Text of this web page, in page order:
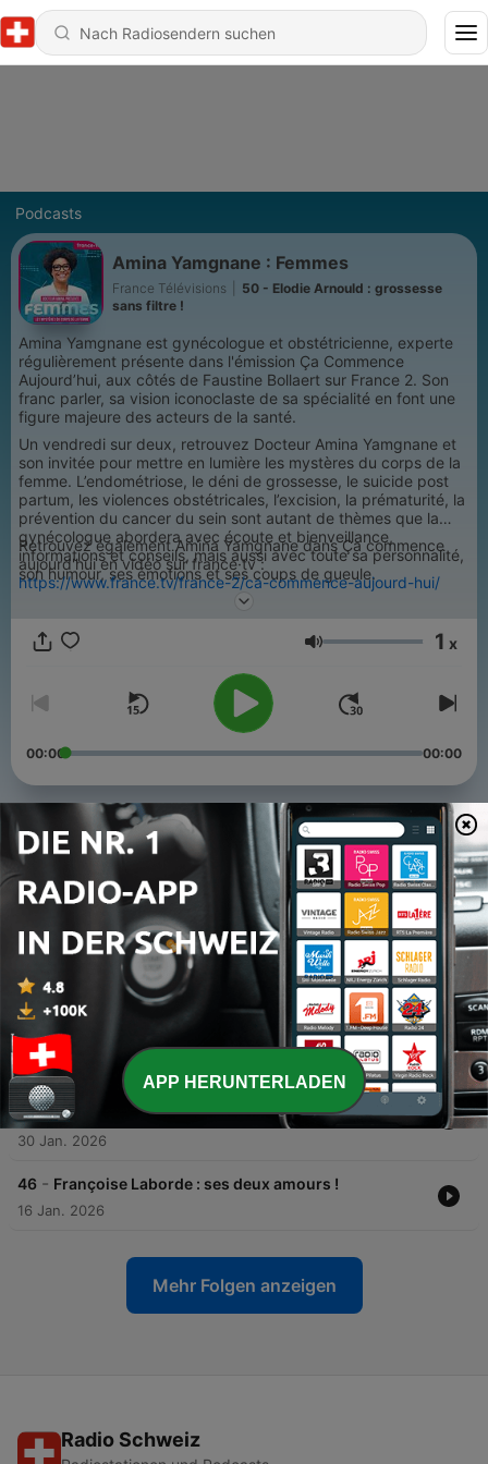
Podcasts
Amina Yamgnane : Femmes
France Télévisions
50 - Elodie Arnould : grossesse
sans filtre !
Amina Yamgnane est gynécologue et obstétricienne, experte
régulièrement présente dans l'émission Ça Commence
Aujourd’hui, aux côtés de Faustine Bollaert sur France 2. Son
franc parler, sa vision iconoclaste de sa spécialité en font une
figure majeure des acteurs de la santé.
Un vendredi sur deux, retrouvez Docteur Amina Yamgnane et
son invitée pour mettre en lumière les mystères du corps de la
femme. L’endométriose, le déni de grossesse, le suicide post
partum, les violences obstétricales, l’excision, la prématurité, la
prévention du cancer du sein sont autant de thèmes que la
gynécologue abordera avec écoute et bienveillance,
informations et conseils, mais aussi avec toute sa personnalité,
son humour, ses émotions et ses coups de gueule.
Retrouvez également Amina Yamgnane dans Ça commence
aujourd'hui en vidéo sur france·tv :
https://www.france.tv/france-2/ca-commence-aujourd-hui/
Lautstärke 1 x
00:00 00:00
Folgen
50 - Elodie Arnould : grossesse sans filtre !
49 - Virgilia Hess : sa grossesse lui a sauvé la vie
27 Feb. 2026
Mel Charlot : enfin OK avec son SOPK
13 Feb. 2026
47 - Nadège 100 Gène : déni de grossesse, deuil d’un
bébé, cancer…et l’humour à toutes épreuves !
30 Jan. 2026
46 - Françoise Laborde : ses deux amours !
16 Jan. 2026
Mehr Folgen anzeigen
Radio Schweiz
APP HERUNTERLADEN